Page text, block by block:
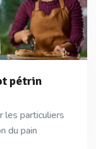
pétrin
les particuliers
du pain